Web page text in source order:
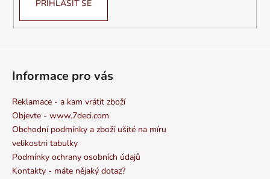
PŘIHLÁSIT SE
Informace pro vás
Reklamace - a kam vrátit zboží
Objevte - www.7deci.com
Obchodní podmínky a zboží ušité na míru
velikostni tabulky
Podmínky ochrany osobních údajů
Kontakty - máte nějaký dotaz?